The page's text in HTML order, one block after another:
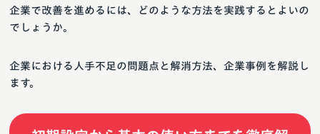
企業における人手不足の問題点と解消方法、企業事例を解説し
ます。
企業で改善を進めるには、どのような方法を実践するとよいの
でしょうか。